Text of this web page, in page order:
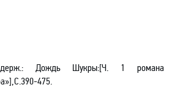
Дождь Шукры:[Ч. 1 романа
475.